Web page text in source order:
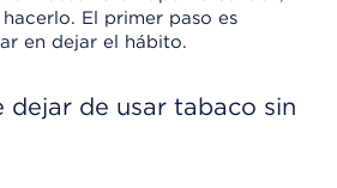
El primer paso es
en dejar el hábito.
dejar de usar tabaco sin